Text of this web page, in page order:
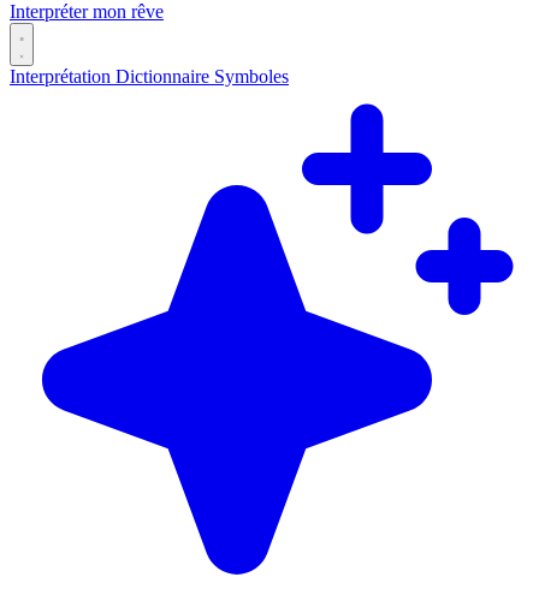
Interpréter mon rêve
Interprétation Dictionnaire Symboles